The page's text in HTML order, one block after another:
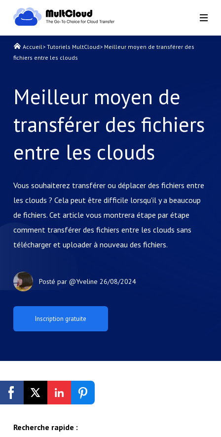
Accueil> Tutoriels MultCloud> Meilleur moyen de transférer des
fichiers entre les clouds
Meilleur moyen de
transférer des fichiers
entre les clouds
Vous souhaiterez transférer ou déplacer des fichiers entre
les clouds ? Cela peut être difficile lorsqu'il y a beaucoup
de fichiers. Cet article vous montrera étape par étape
comment transférer des fichiers entre les clouds sans
télécharger et uploader à nouveau des fichiers.
Inscription gratuite
Posté par @Yveline 26/08/2024
Recherche rapide :